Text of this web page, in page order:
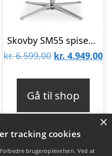
Skovby SM55 spisebordsstol m. drejestel i blank alu – læder : Erling Christensen Møbler
kr.6.599,00 Den
kr. 6.599,00.
kr. 4.949,00
Gå til shop
×
tracking cookies
brugeroplevelsen. Ved at